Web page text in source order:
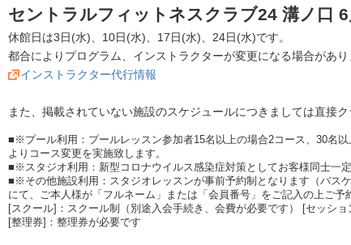
セントラルフィットネスクラブ24 溝ノ口
休館日は3日(水)、10日(水)、17日(水)、24日(水)です。
都合によりプログラム、インストラクターが変更になる場合があり
インストラクター代行情報
また、掲載されていない施設のスケジュールにつきましては直接ク
■※プール利用：プールレッスン参加者15名以上の場合2コース、30名
よりコース変更を実施致します。
■※スタジオ利用：新型コロナウイルス感染症対策としてお客様同士一
■※その他施設利用：スタジオレッスンが事前予約制となります（バス
にて、ご本人様が「フルネーム」または「会員番号」をご記入の上ご予
[スクール]：スクール制（別途入会手続き、会費が必要です） [セッシ
[整理券]：整理券が必要です